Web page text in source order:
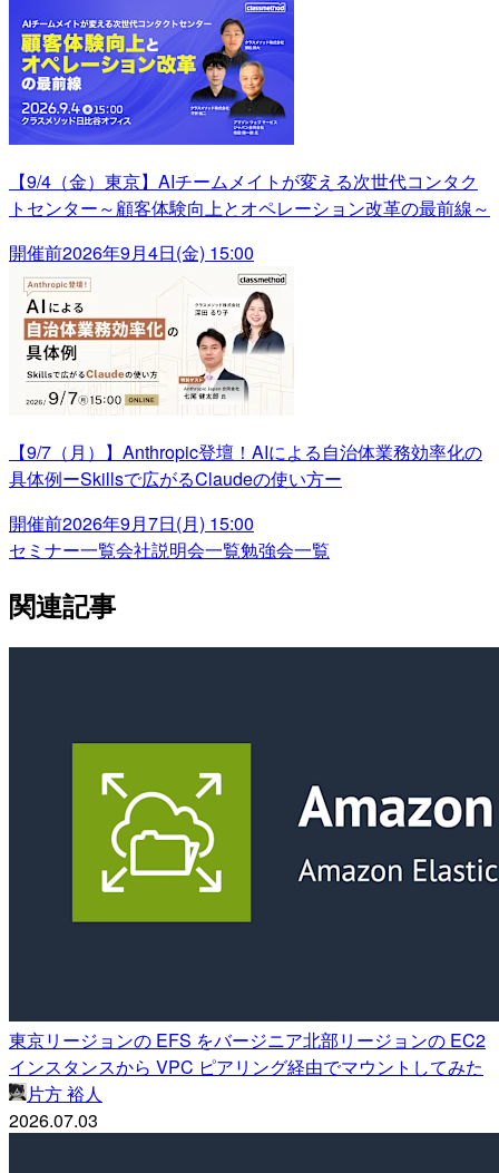
【9/4（金）東京】AIチームメイトが変える次世代コンタク
トセンター～顧客体験向上とオペレーション改革の最前線～
開催前2026年9月4日(金) 15:00
【9/7（月）】Anthropic登壇！AIによる自治体業務効率化の
具体例ーSkillsで広がるClaudeの使い方ー
開催前2026年9月7日(月) 15:00
セミナー一覧会社説明会一覧勉強会一覧
関連記事
東京リージョンの EFS をバージニア北部リージョンの EC2
インスタンスから VPC ピアリング経由でマウントしてみた
片方 裕人
2026.07.03